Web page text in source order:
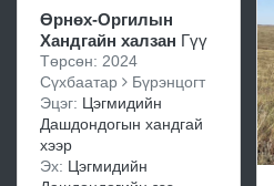
Өрнөх-Оргилын
Хандгайн халзан Гүү
Төрсөн: 2024
Сүхбаатар
Бүрэнцогт
Эцэг: Цэгмидийн
Дашдондогын хандгай
хээр
Эх: Цэгмидийн